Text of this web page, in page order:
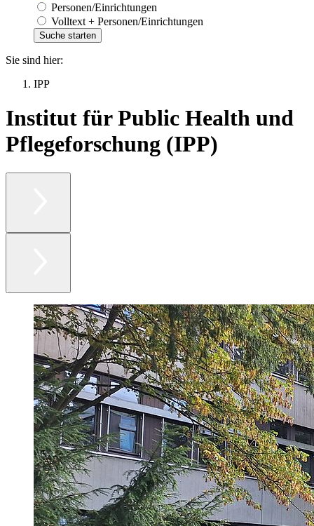
Personen/Einrichtungen
Volltext + Personen/Einrichtungen
Sie sind hier:
IPP
Institut für Public Health und
Pflegeforschung (IPP)